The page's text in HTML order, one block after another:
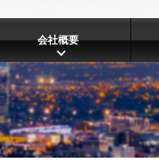
会社概要